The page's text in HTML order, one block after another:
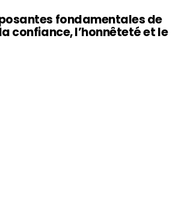
fondamentales de
confiance, l’honnêteté et le